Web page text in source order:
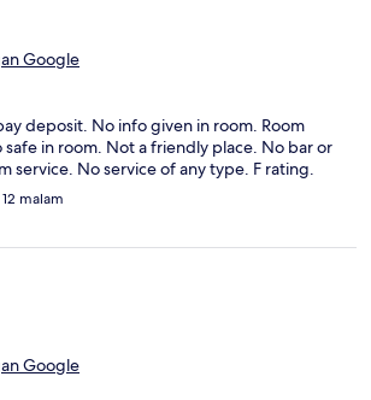
Google
deposit. No info given in room. Room
in room. Not a friendly place. No bar or
service. No service of any type. F rating.
malam
Google